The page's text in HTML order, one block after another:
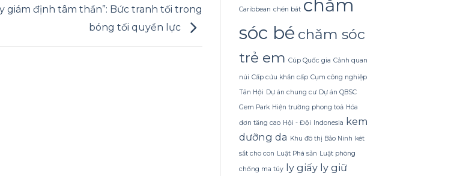
giám định tâm thần”: Bức tranh tối trong
bóng tối quyền lực
Tắm
Konus
Homespa
Caribbean chén bát chăm
sóc bé chăm sóc
trẻ em Cúp Quốc gia Cảnh quan
núi Cấp cứu khẩn cấp Cụm công nghiệp
Tân Hội Dự án chung cư Dự án QBSC
Gem Park Hiện trường phong toả Hóa
đơn tăng cao Hội - Đội Indonesia kem
dưỡng da Khu đô thị Bảo Ninh két
sắt cho con Luật Phá sản Luật phòng
chống ma túy ly giấy ly giữ